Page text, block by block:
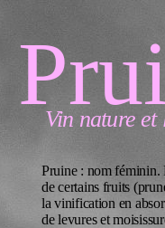
Vin nature
Pruine : nom féminin.
de certains fruits
la vinification en
de levures et